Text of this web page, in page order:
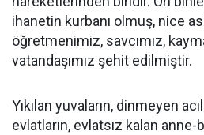
ihanetin kurbanı olmuş, nice
öğretmenimiz, savcımız,
vatandaşımız şehit edilmiştir.
Yıkılan yuvaların, dinmeyen
evlatların, evlatsız kalan anne-